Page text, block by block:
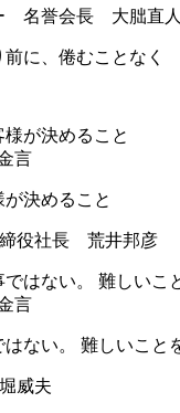
名誉会長 大朏直
に、倦むことなく
言
決めること
役社長 荒井邦彦
言
ない。 難しいこと
威夫